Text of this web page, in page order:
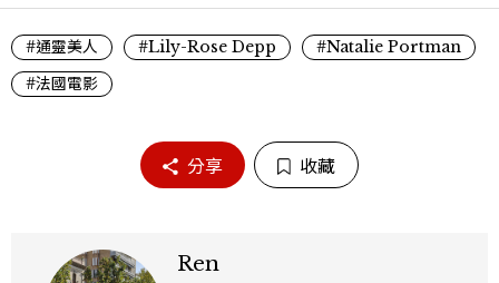
#通靈美人 #Lily-Rose Depp
#Natalie Portman
#法國電影
分享 收藏
Ren